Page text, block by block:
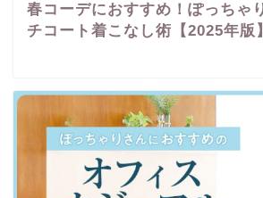
春コーデにおすすめ！ぽっちゃ
チコート着こなし術【2025年版】